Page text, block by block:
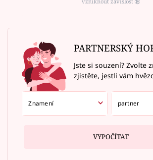
PARTNERSKÝ
Jste si souzení? Zvolte
zjistěte, jestli vám
VYPOČÍTAT